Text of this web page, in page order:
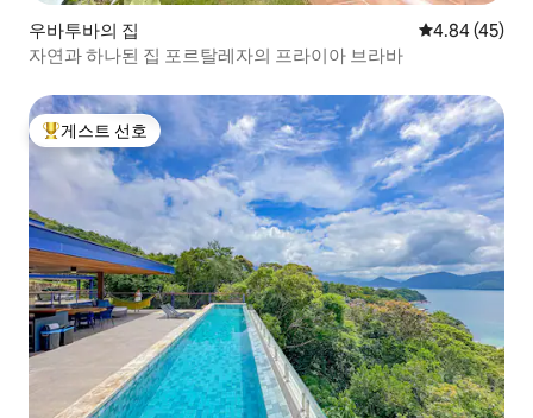
우바투바의 집 평점 4.84점(5
4.84 (45)
자연과 하나된 집 포르탈레자의 프라이아 브라바
상위 게스트 선호
게스트 선호